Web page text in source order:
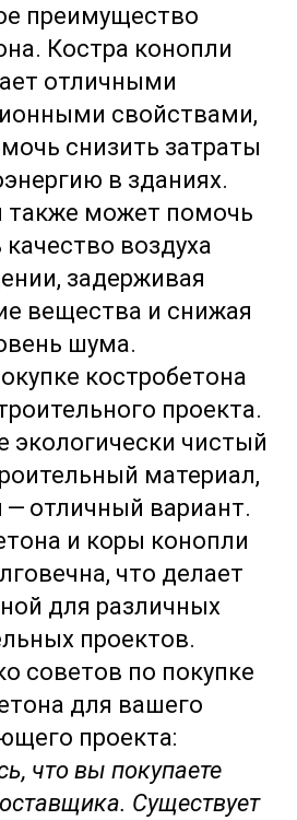
преимущество
Костра конопли
отличными
свойствами,
снизить затраты
в зданиях.
также может помочь
воздуха
задерживая
вещества и снижая
шума.
костробетона
проекта.
экологически чистый
материал,
— отличный вариант.
и коры конопли
что делает
для различных
проектов.
советов по покупке
для вашего
проекта:
что вы покупаете
Существует